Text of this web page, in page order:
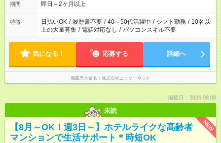
期間 即日～2ヶ月以上
特徴 日払いOK / 履歴書不要 / 40～50代活躍中 / シフト勤務 / 10名以
上の大量募集 / 電話対応なし / パソコンスキル不要
気になる！ 応募する 詳細へ
掲載元企業名 株式会社ニッソーネット
掲載日：2026.08.08
未読
NEW
【8月～OK！週3日～】ホテルライクな高齢者
マンションで生活サポート＊時短OK